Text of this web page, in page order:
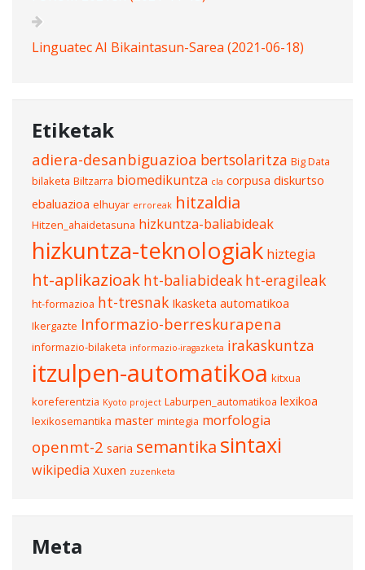
Linguatec AI Bikaintasun-Sarea (2021-06-18)
Etiketak
adiera-desanbiguazioa bertsolaritza Big Data
bilaketa Biltzarra biomedikuntza cla corpusa diskurtso
ebaluazioa elhuyar erroreak hitzaldia
Hitzen_ahaidetasuna hizkuntza-baliabideak
hizkuntza-teknologiak hiztegia
ht-aplikazioak ht-baliabideak ht-eragileak
ht-formazioa ht-tresnak Ikasketa automatikoa
Ikergazte Informazio-berreskurapena
informazio-bilaketa informazio-iragazketa irakaskuntza
itzulpen-automatikoa kitxua
koreferentzia Kyoto project Laburpen_automatikoa lexikoa
lexikosemantika master mintegia morfologia
openmt-2 saria semantika sintaxi
wikipedia Xuxen zuzenketa
Meta